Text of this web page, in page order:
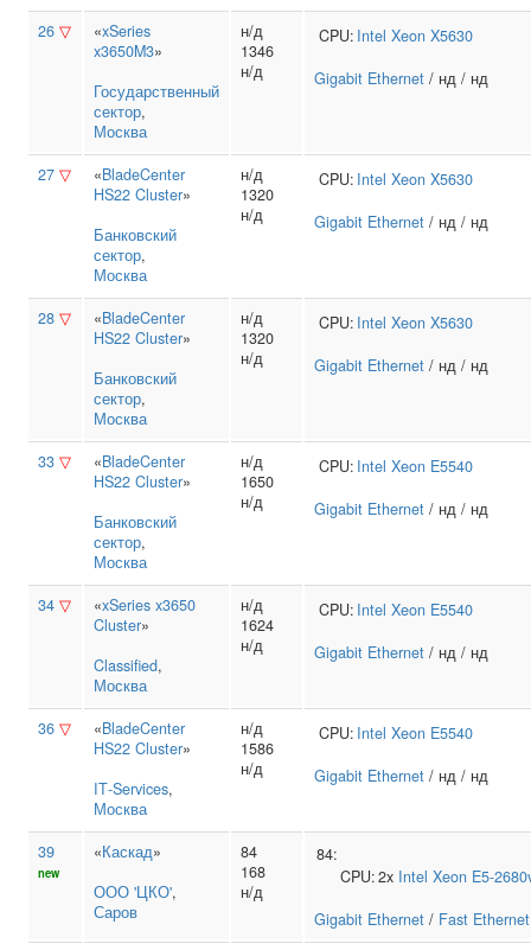
26 ▽ «xSeries
x3650M3»
Государственный
сектор,
Москва
н/д
1346
н/д
CPU: Intel Xeon X5630
Gigabit Ethernet / нд / нд
27 ▽ «BladeCenter
HS22 Cluster»
Банковский
сектор,
Москва
н/д
1320
н/д
CPU: Intel Xeon X5630
Gigabit Ethernet / нд / нд
28 ▽ «BladeCenter
HS22 Cluster»
Банковский
сектор,
Москва
н/д
1320
н/д
CPU: Intel Xeon X5630
Gigabit Ethernet / нд / нд
33 ▽ «BladeCenter
HS22 Cluster»
Банковский
сектор,
Москва
н/д
1650
н/д
CPU: Intel Xeon E5540
Gigabit Ethernet / нд / нд
34 ▽ «xSeries x3650
Cluster»
Classified,
Москва
н/д
1624
н/д
CPU: Intel Xeon E5540
Gigabit Ethernet / нд / нд
36 ▽ «BladeCenter
HS22 Cluster»
IT‑Services,
Москва
н/д
1586
н/д
CPU: Intel Xeon E5540
Gigabit Ethernet / нд / нд
39
new
«Каскад»
ООО 'ЦКО',
Саров
84
168
н/д
84:
CPU:2x Intel Xeon E5-
Gigabit Ethernet / Fast Ethernet